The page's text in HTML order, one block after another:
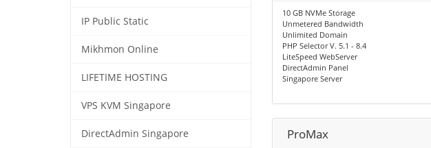
IP Public Static
Mikhmon Online
LIFETIME HOSTING
VPS KVM Singapore
DirectAdmin Singapore
10 GB NVMe Storage
Unmetered Bandwidth
Unlimited Domain
PHP Selector V. 5.1 - 8.4
LiteSpeed WebServer
DirectAdmin Panel
Singapore Server
ProMax